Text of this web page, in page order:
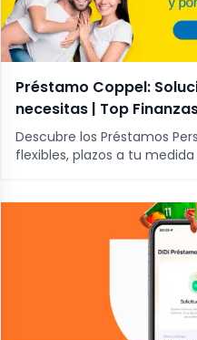
Préstamo Coppel:
necesitas | Top
Descubre los Préstamos
flexibles, plazos a tu